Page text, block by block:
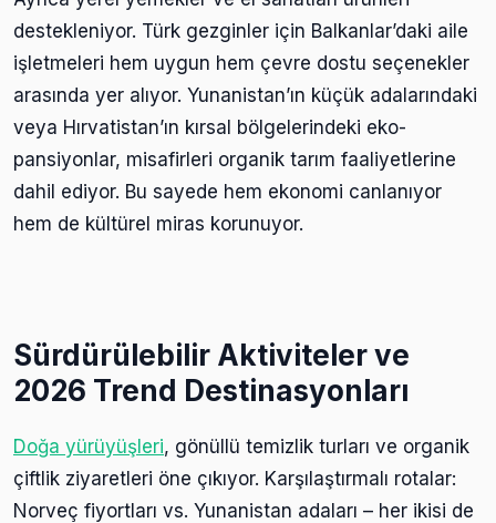
destekleniyor. Türk gezginler için Balkanlar’daki aile
işletmeleri hem uygun hem çevre dostu seçenekler
arasında yer alıyor. Yunanistan’ın küçük adalarındaki
veya Hırvatistan’ın kırsal bölgelerindeki eko-
pansiyonlar, misafirleri organik tarım faaliyetlerine
dahil ediyor. Bu sayede hem ekonomi canlanıyor
hem de kültürel miras korunuyor.
Sürdürülebilir Aktiviteler ve
2026 Trend Destinasyonları
Doğa yürüyüşleri, gönüllü temizlik turları ve organik
çiftlik ziyaretleri öne çıkıyor. Karşılaştırmalı rotalar:
Norveç fiyortları vs. Yunanistan adaları – her ikisi de